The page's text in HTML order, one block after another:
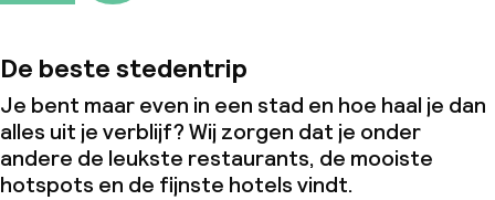
De beste stedentrip
Je bent maar even in een stad en hoe haal je dan
alles uit je verblijf? Wij zorgen dat je onder
andere de leukste restaurants, de mooiste
hotspots en de fijnste hotels vindt.